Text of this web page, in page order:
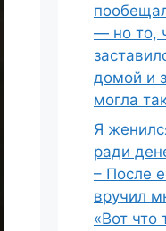
— но то,
домой и
могла
Я
ради
– После
вручил
«Вот что